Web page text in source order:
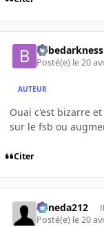
bebedarkness
Posté(e) le 20
AUTEUR
Ouai c'est bizarre
sur le fsb ou
Citer
keneda212
Posté(e) le 20